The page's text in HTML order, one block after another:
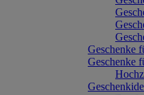
Geschenke
Geschenke